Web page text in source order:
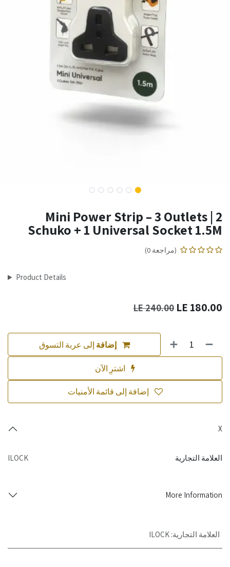
Mini Power Strip – 3 Outlets | 2
Schuko + 1 Universal Socket 1.5M
(مراجعة 0)
Product Details
180.00
240.00
LE
إضافة إلى عربة التسوق
إضافة إلى قائمة الأمنيات
X
العلامة التجارية ILOCK
More Information
العلامة التجارية:
ILOCK